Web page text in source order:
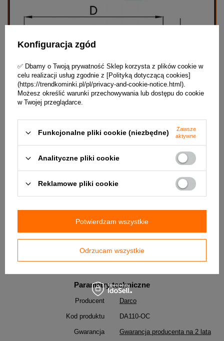
DO POBRANIA
Parametry techniczne
Producent Darco
Kod produktu DA110-OC
Gwarancja Gwarancja producenta na 2 lata
Konfiguracja zgód
✅ Dbamy o Twoją prywatność Sklep korzysta z plików cookie w
celu realizacji usług zgodnie z [Polityką dotyczącą cookies]
(https://trendkominki.pl/pl/privacy-and-cookie-notice.html).
Możesz określić warunki przechowywania lub dostępu do cookie
w Twojej przeglądarce.
Funkcjonalne pliki cookie (niezbędne) Zawsze
aktywne
Analityczne pliki cookie
Reklamowe pliki cookie
Odrzucam wszystkie
Potwierdzam wszystkie